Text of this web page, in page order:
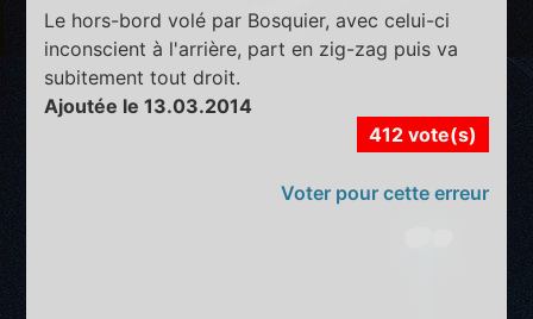
Le hors-bord volé par Bosquier, avec celui-ci
inconscient à l'arrière, part en zig-zag puis va
subitement tout droit.
Ajoutée le 13.03.2014
412 vote(s)
Voter pour cette erreur